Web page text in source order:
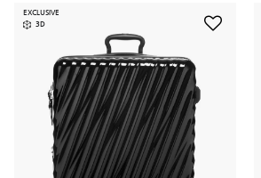
EXCLUSIVE
3D